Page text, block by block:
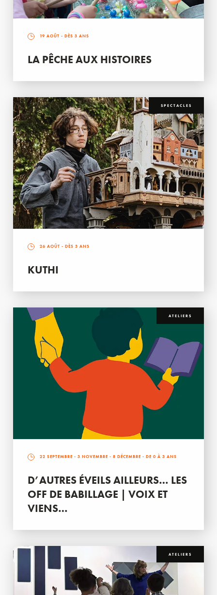
19 AOÛT - DÈS 3 ANS
LA PÊCHE AUX HISTOIRES
SPECTACLES
26 AOÛT - DÈS 3 ANS
KUTHI
ATELIERS
22 SEPTEMBRE - 3 NOVEMBRE - 8 DÉCEMBRE - DE 0 À 3 ANS
D’AUTRES ÉVEILS AILLEURS… LES
OFF DE BABILLAGE | VOIX ET
VIENS…
ATELIERS